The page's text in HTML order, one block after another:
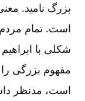
بزرگ نامید.
است. تمام
شکلی با
مفهوم بزرگی را
است، مدنظر